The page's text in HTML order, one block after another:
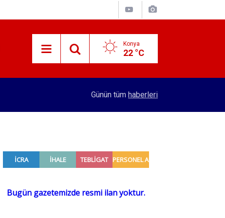
Konya
22 °C
2 otomobilin çarpıştığı kazada 5 kişi yaralandı
Günün tüm haberleri